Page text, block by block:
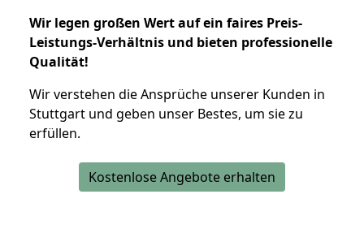
Wir legen großen Wert auf ein faires Preis-
Leistungs-Verhältnis und bieten professionelle
Qualität!
Wir verstehen die Ansprüche unserer Kunden in
Stuttgart und geben unser Bestes, um sie zu
erfüllen.
Kostenlose Angebote erhalten